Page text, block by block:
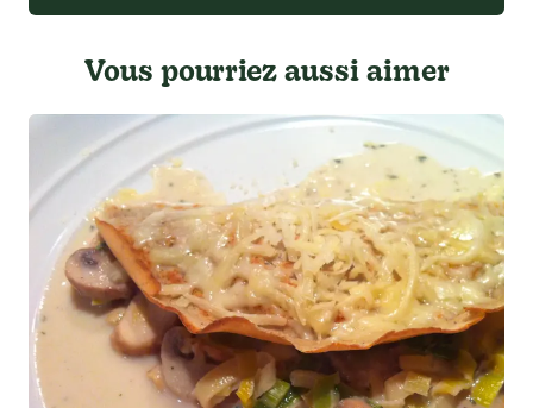
Vous pourriez aussi aimer